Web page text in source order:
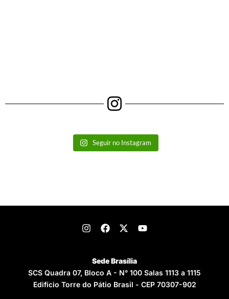
Seguir no Instagram
Sede Brasília
SCS Quadra 07, Bloco A - N° 100 Salas 1113 a 1115
Edifício Torre do Pátio Brasil - CEP 70307-902